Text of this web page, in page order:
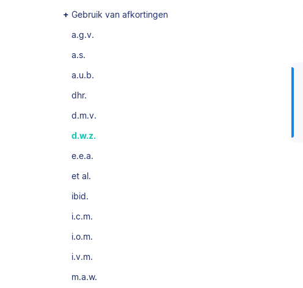
Gebruik van afkortingen
a.g.v.
a.s.
a.u.b.
dhr.
d.m.v.
d.w.z.
e.e.a.
et al.
ibid.
i.c.m.
i.o.m.
i.v.m.
m.a.w.